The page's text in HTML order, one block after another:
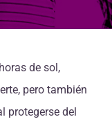
de sol,
pero también
protegerse del